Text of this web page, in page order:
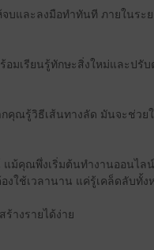
บและลงมือทำทันที ภายในระ
มเรียนรู้ทักษะสิ่งใหม่และปรั
ณรู้วิธีเส้นทางลัด มันจะช่วย
ม้คุณพึ่งเริ่มต้นทำงานออนไล
งใช้เวลานาน แค่รู้เคล็ดลับทั้
ร้างรายได้ง่าย